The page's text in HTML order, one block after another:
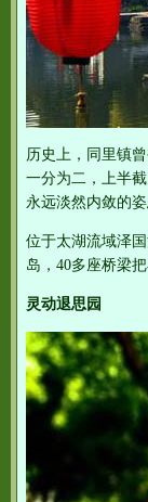
历史上，同里镇
一分为二，上半
永远淡然内敛的
位于太湖流域泽
岛，40多座桥梁
灵动退思园